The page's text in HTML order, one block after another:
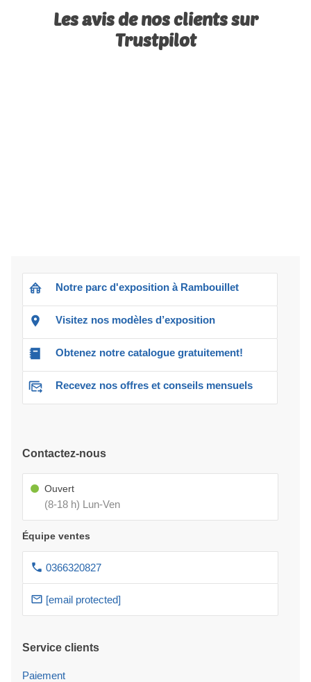
Les avis de nos clients sur
Trustpilot
Notre parc d'exposition à Rambouillet
Visitez nos modèles d’exposition
Obtenez notre catalogue gratuitement!
Recevez nos offres et conseils mensuels
Contactez-nous
Ouvert
(8-18 h) Lun-Ven
Équipe ventes
0366320827
[email protected]
Service clients
Paiement